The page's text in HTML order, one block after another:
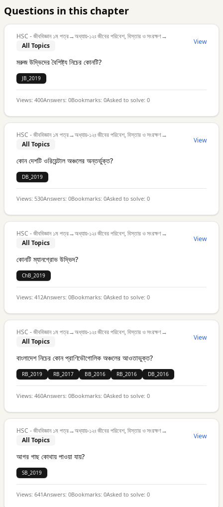
Questions in this chapter
HSC - জীববিজ্ঞান ১ম পত্র→অধ্যায়-১২ঃ জীবের পরিবেশ, বিস্তার ও সংরক্ষণ→
All Topics
View
মরুজ উদ্ভিদের বৈশিষ্ট্য নিচের কোনটি?
JB_2019
Views: 400Answers: 0Bookmarks: 0Asked to solve: 0
HSC - জীববিজ্ঞান ১ম পত্র→অধ্যায়-১২ঃ জীবের পরিবেশ, বিস্তার ও সংরক্ষণ→
All Topics
View
কোন দেশটি ওরিয়েন্টাল অঞ্চলের অন্তর্ভুক্ত?
DB_2019
Views: 530Answers: 0Bookmarks: 0Asked to solve: 0
HSC - জীববিজ্ঞান ১ম পত্র→অধ্যায়-১২ঃ জীবের পরিবেশ, বিস্তার ও সংরক্ষণ→
All Topics
View
কোনটি ম্যানগ্রোভ উদ্ভিদ?
ChB_2019
Views: 412Answers: 0Bookmarks: 0Asked to solve: 0
HSC - জীববিজ্ঞান ১ম পত্র→অধ্যায়-১২ঃ জীবের পরিবেশ, বিস্তার ও সংরক্ষণ→
All Topics
View
বাংলাদেশ নিচের কোন প্রাণিভৌগোলিক অঞ্চলের আওতাভুক্ত?
RB_2019 RB_2017 BB_2016 RB_2016 DB_2016
Views: 460Answers: 0Bookmarks: 0Asked to solve: 0
HSC - জীববিজ্ঞান ১ম পত্র→অধ্যায়-১২ঃ জীবের পরিবেশ, বিস্তার ও সংরক্ষণ→
All Topics
View
আগর গাছ কোথায় পাওয়া যায়?
SB_2019
Views: 641Answers: 0Bookmarks: 0Asked to solve: 0